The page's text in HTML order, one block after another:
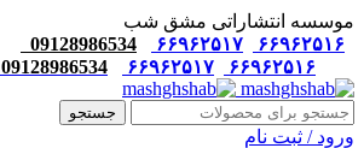
موسسه انتشاراتی مشق شب
۶۶۹۶۲۵۱۶
۶۶۹۶۲۵۱۷
09128986534
۶۶۹۶۲۵۱۶
۶۶۹۶۲۵۱۷ 09128986534
جستجو
ورود / ثبت نام